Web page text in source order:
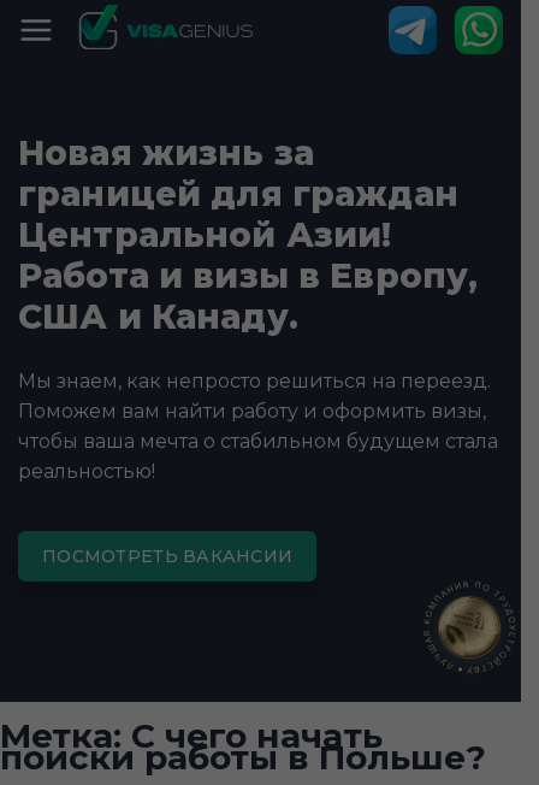
Новая жизнь за
границей для граждан
Центральной Азии!
Работа и визы в Европу,
США и Канаду.
Мы знаем, как непросто решиться на переезд.
Поможем вам найти работу и оформить визы,
чтобы ваша мечта о стабильном будущем стала
реальностью!
ПОСМОТРЕТЬ ВАКАНСИИ
Метка: С чего начать
поиски работы в Польше?